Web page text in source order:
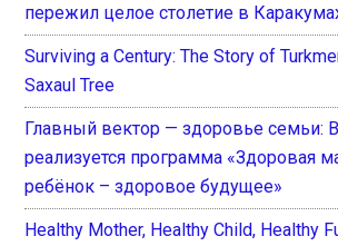
пережил целое столетие в
Surviving a Century: The Story of
Saxaul Tree
Главный вектор — здоровье семьи:
реализуется программа «Здоровая
ребёнок – здоровое будущее»
Healthy Mother, Healthy Child, Healthy